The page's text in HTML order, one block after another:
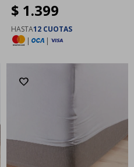
$ 1.399
HASTA12 CUOTAS
|
|